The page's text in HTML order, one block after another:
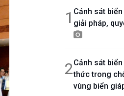
1 Cảnh sát
giải pháp,
2Cảnh sát
thức trong
vùng biển